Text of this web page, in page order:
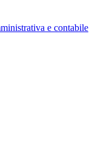
e contabile